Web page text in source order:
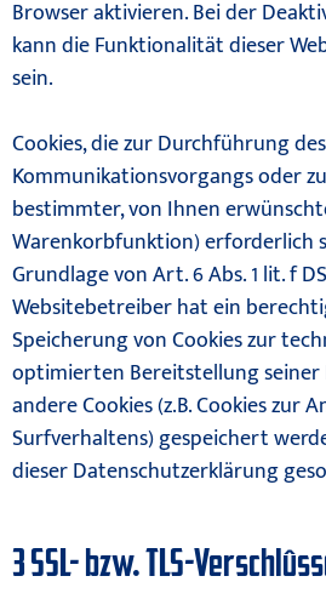
Browser aktivieren. Bei der
kann die Funktionalität dieser
sein.
Cookies, die zur Durchführung
Kommunikationsvorgangs oder
bestimmter, von Ihnen
Warenkorbfunktion) erforderlich
Grundlage von Art. 6 Abs. 1 lit. f
Websitebetreiber hat ein
Speicherung von Cookies zur
optimierten Bereitstellung seiner
andere Cookies (z.B. Cookies zur
Surfverhaltens) gespeichert
dieser Datenschutzerklärung
3 SSL- bzw. TLS-